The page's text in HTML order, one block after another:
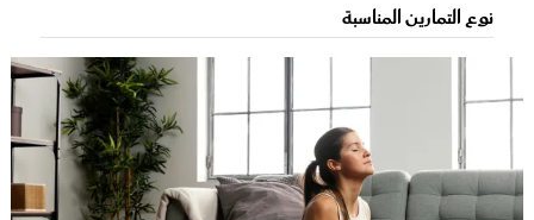
نوع التمارين المناسبة